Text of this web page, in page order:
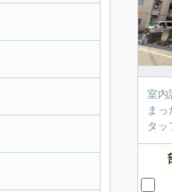
室内
ま
タッ